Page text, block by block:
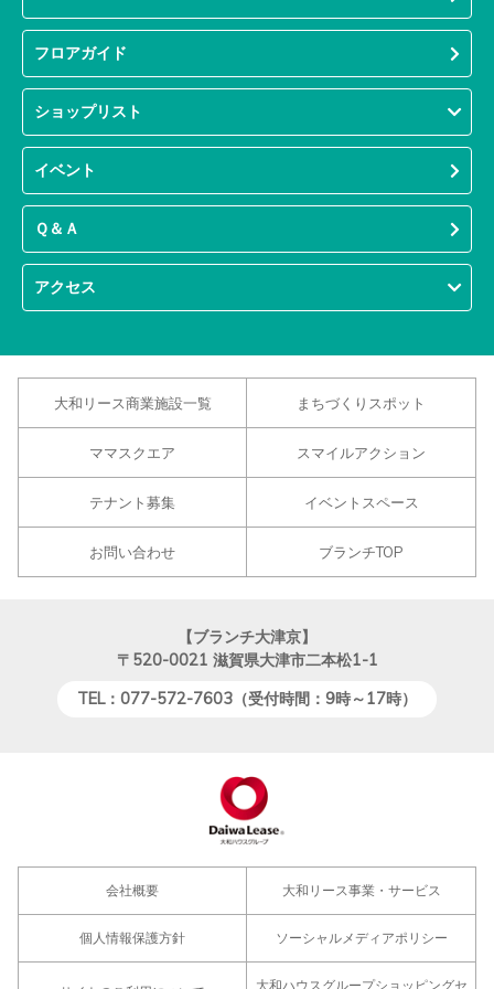
フロアガイド
ショップリスト
イベント
Ｑ＆Ａ
アクセス
大和リース商業施設一覧 まちづくりスポット
ママスクエア スマイルアクション
テナント募集 イベントスペース
お問い合わせ ブランチTOP
【ブランチ大津京】
〒520-0021 滋賀県大津市二本松1-1
TEL：077-572-7603（受付時間：9時～17時）
会社概要 大和リース事業・サービス
個人情報保護方針 ソーシャルメディアポリシー
大和ハウスグループショッピングセ